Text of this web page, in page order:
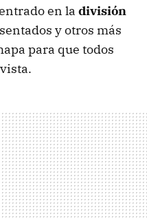
en la división
y otros más
para que todos